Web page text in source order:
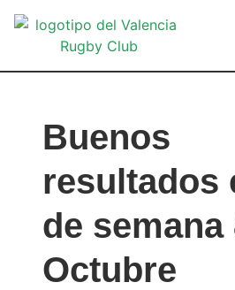
Buenos
resultados
de semana
Octubre